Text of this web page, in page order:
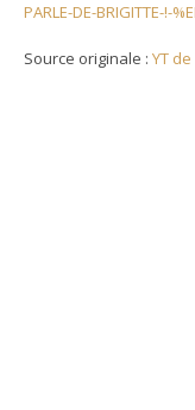
PARLE-DE-BRIGITTE-!-
Source originale : YT